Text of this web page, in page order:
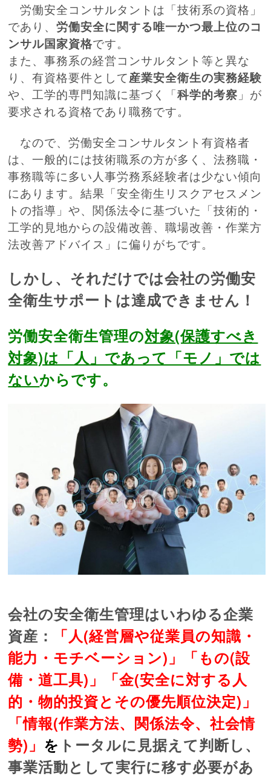
労働安全コンサルタントは「技術系の資格」
であり、労働安全に関する唯一かつ最上位のコ
ンサル国家資格です。
また、事務系の経営コンサルタント等と異な
り、有資格要件として産業安全衛生の実務経験
や、工学的専門知識に基づく「科学的考察 」が
要求される資格であり職務です。
なので、労働安全コンサルタント有資格者
は、一般的には技術職系の方が多く、法務職・
事務職等に多い人事労務系経験者は少ない傾向
にあります。結果「安全衛生リスクアセスメン
トの指導」や、関係法令に基づいた「技術的・
工学的見地からの設備改善、職場改善・作業方
法改善アドバイス」に偏りがちです。
しかし、それだけでは会社の労働安
全衛生サポートは達成できません！
労働安全衛生管理の対象(保護すべき
対象)は「人」であって「モノ」では
ないからです。
会社の安全衛生管理はいわゆる企業
資産：
「人(経営層や従業員の知識・
能力・モチベーション)」「もの(設
備・道工具)」「金(安全に対する人
的・物的投資とその優先順位決定)」
「情報(作業方法、関係法令、社会情
勢)」 を トータルに見据えて判断し、
事業活動として実行に移す必要があ